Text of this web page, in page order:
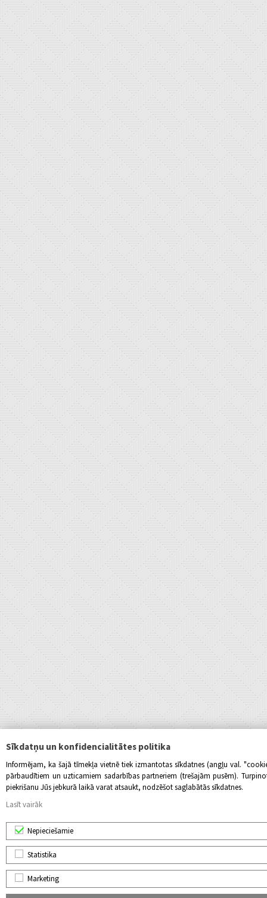
Sīkdatņu un konfidencialitātes politika
Informējam, ka šajā tīmekļa vietnē tiek izmantotas sīkdatnes (angļu val.
pārbaudītiem un uzticamiem sadarbības partneriem (trešajām pusēm).
piekrišanu Jūs jebkurā laikā varat atsaukt, nodzēšot saglabātās sīkdatnes.
Lasīt vairāk
Nepieciešamie
Statistika
Marketing